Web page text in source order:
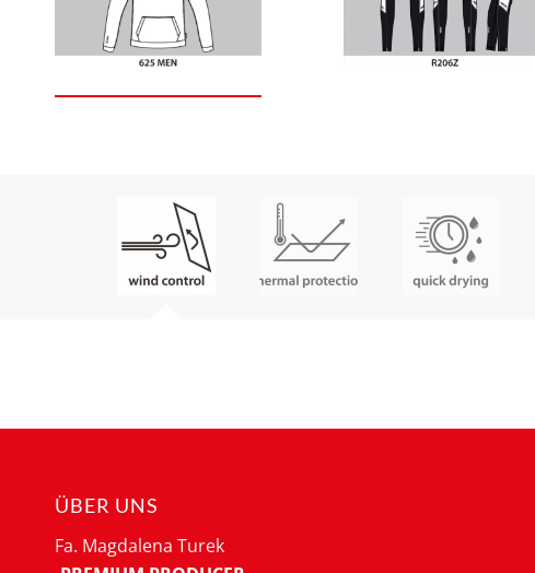
ÜBER UNS
Fa. Magdalena Turek